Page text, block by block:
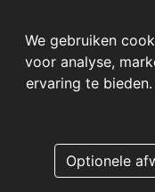
We gebruiken
voor analyse,
ervaring te
Optionele